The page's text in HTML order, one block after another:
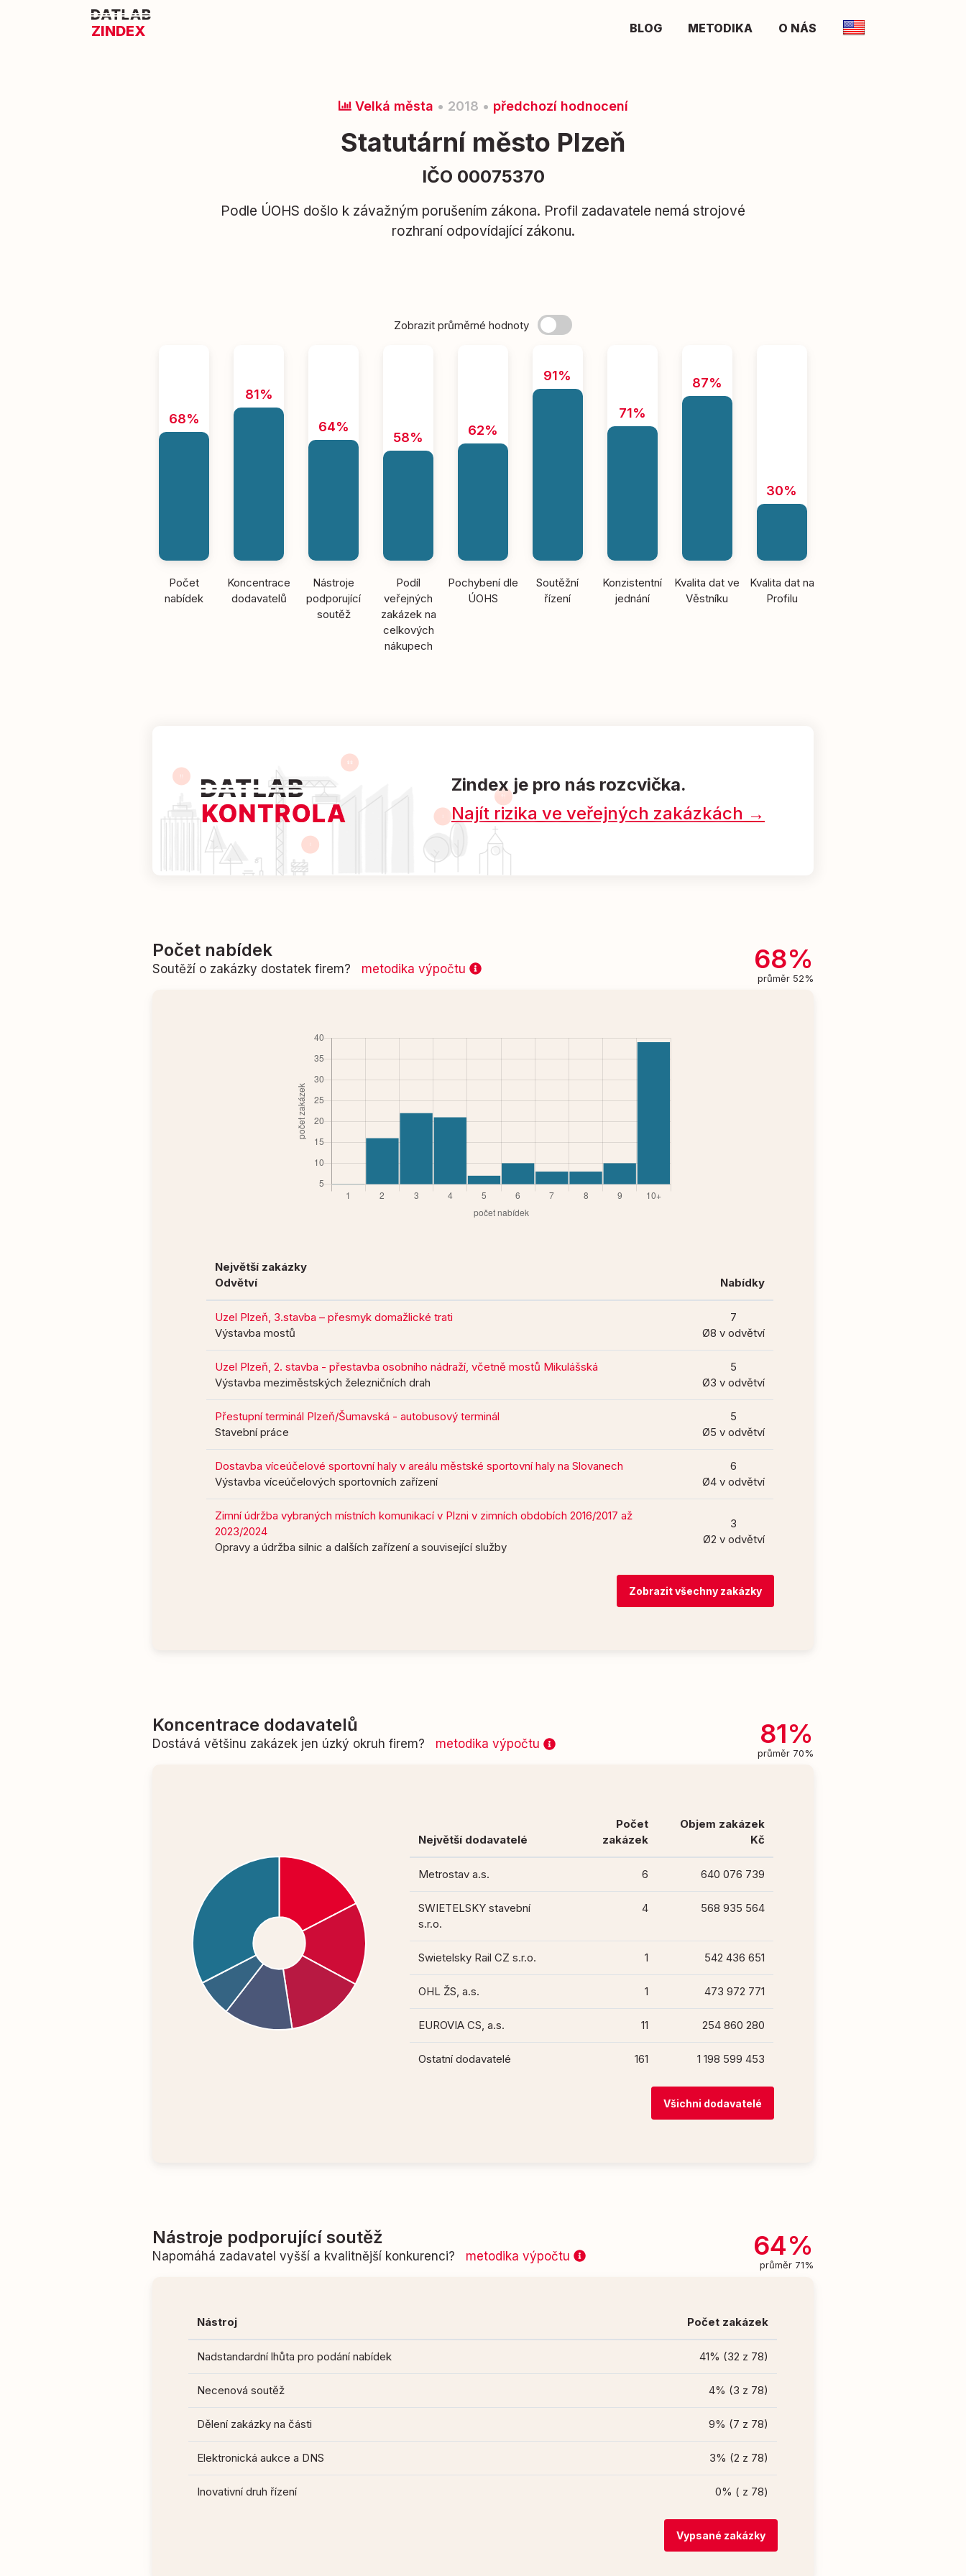
ZINDEX BLOG METODIKA O NÁS
Velká města • 2018 • předchozí hodnocení
Statutární město Plzeň
IČO 00075370
Podle ÚOHS došlo k závažným porušením zákona. Profil zadavatele nemá strojové
rozhraní odpovídající zákonu.
Zobrazit průměrné hodnoty
68%
Počet
nabídek
81%
Koncentrace
dodavatelů
64%
Nástroje
podporující
soutěž
58%
Podíl
veřejných
zakázek na
celkových
nákupech
62%
Pochybení dle
ÚOHS
91%
Soutěžní
řízení
71%
Konzistentní
jednání
87%
Kvalita dat ve
Věstníku
30%
Kvalita dat na
Profilu
Zindex je pro nás rozcvička.
Najít rizika ve veřejných zakázkách →
Počet nabídek
Soutěží o zakázky dostatek firem? metodika výpočtu 68%
průměr 52%
Největší zakázky
Odvětví
Nabídky
Uzel Plzeň, 3.stavba – přesmyk domažlické trati
Výstavba mostů
7
Ø8 v odvětví
Uzel Plzeň, 2. stavba - přestavba osobního nádraží, včetně mostů Mikulášská
Výstavba meziměstských železničních drah
5
Ø3 v odvětví
Přestupní terminál Plzeň/Šumavská - autobusový terminál
Stavební práce
5
Ø5 v odvětví
Dostavba víceúčelové sportovní haly v areálu městské sportovní haly na Slovanech
Výstavba víceúčelových sportovních zařízení
6
Ø4 v odvětví
Zimní údržba vybraných místních komunikací v Plzni v zimních obdobích 2016/2017 až
2023/2024
Opravy a údržba silnic a dalších zařízení a související služby
3
Ø2 v odvětví
Zobrazit všechny zakázky
Koncentrace dodavatelů
Dostává většinu zakázek jen úzký okruh firem? metodika výpočtu 81%
průměr 70%
Největší dodavatelé
Počet
zakázek
Objem zakázek
Kč
Metrostav a.s. 6 640 076 739
SWIETELSKY stavební
s.r.o.
4 568 935 564
Swietelsky Rail CZ s.r.o. 1 542 436 651
OHL ŽS, a.s. 1 473 972 771
EUROVIA CS, a.s. 11 254 860 280
Ostatní dodavatelé 161 1 198 599 453
Všichni dodavatelé
Nástroje podporující soutěž
Napomáhá zadavatel vyšší a kvalitnější konkurenci? metodika výpočtu 64%
průměr 71%
Nástroj Počet zakázek
Nadstandardní lhůta pro podání nabídek 41% (32 z 78)
Necenová soutěž 4% (3 z 78)
Dělení zakázky na části 9% (7 z 78)
Elektronická aukce a DNS 3% (2 z 78)
Inovativní druh řízení 0% ( z 78)
Vypsané zakázky